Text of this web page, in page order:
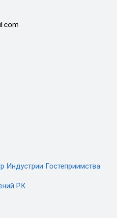
Индустрии Гостеприимства
РК